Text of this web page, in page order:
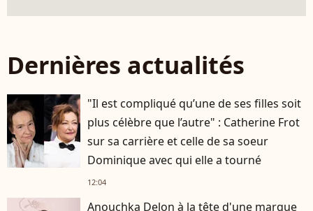
Dernières actualités
"Il est compliqué qu’une de ses filles soit
plus célèbre que l’autre" : Catherine Frot
sur sa carrière et celle de sa soeur
Dominique avec qui elle a tourné
12:04
Anouchka Delon à la tête d'une marque